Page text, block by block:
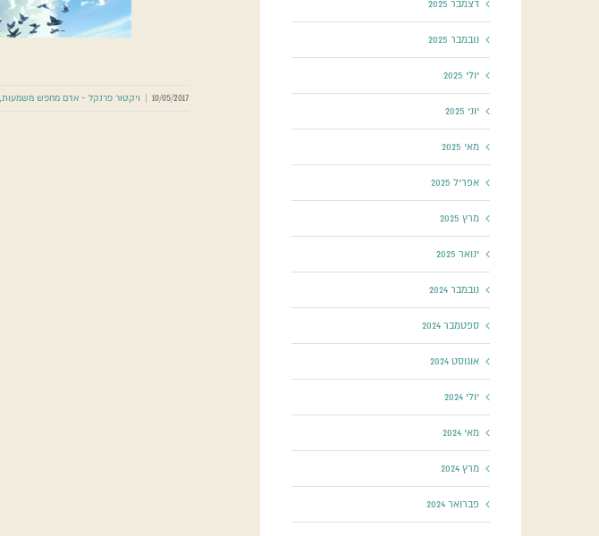
10/05/2017
| ויקטור פרנקל - אדם מחפש משמעות
דצמבר 2025
נובמבר 2025
יולי 2025
יוני 2025
מאי 2025
אפריל 2025
מרץ 2025
ינואר 2025
נובמבר 2024
ספטמבר 2024
אוגוסט 2024
יולי 2024
מאי 2024
מרץ 2024
פברואר 2024